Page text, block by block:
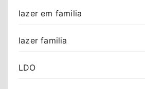
lazer em familia
lazer familia
LDO